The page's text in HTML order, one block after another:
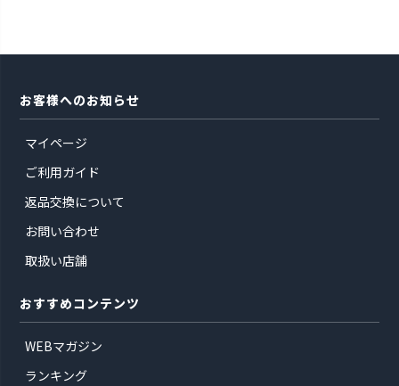
お客様へのお知らせ
マイページ
ご利用ガイド
返品交換について
お問い合わせ
取扱い店舗
おすすめコンテンツ
WEBマガジン
ランキング